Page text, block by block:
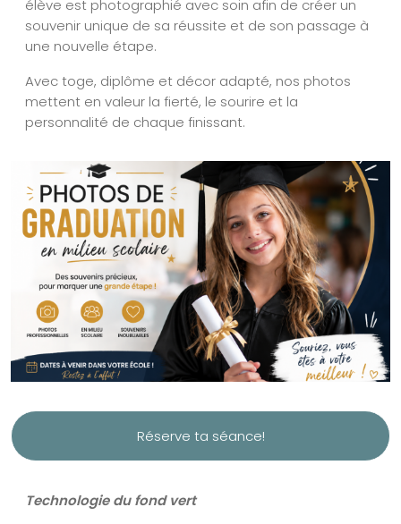
élève est photographié avec soin afin de créer un
souvenir unique de sa réussite et de son passage à
une nouvelle étape.
Avec toge, diplôme et décor adapté, nos photos
mettent en valeur la fierté, le sourire et la
personnalité de chaque finissant.
Réserve ta séance!
Technologie du fond vert